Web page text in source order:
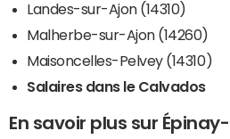
Landes-sur-Ajon (14310)
Malherbe-sur-Ajon (14260)
Maisoncelles-Pelvey (14310)
Salaires dans le Calvados
En savoir plus sur